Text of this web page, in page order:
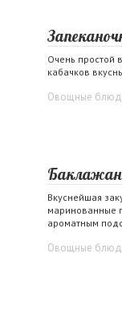
Очень простой
кабачков
Овощные
Вкуснейшая
маринованные
ароматным
Овощные